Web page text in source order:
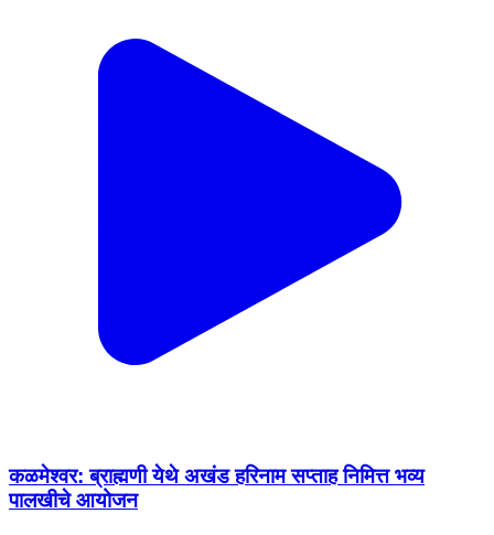
कळमेश्वर: ब्राह्मणी येथे अखंड हरिनाम सप्ताह निमित्त भव्य
पालखीचे आयोजन